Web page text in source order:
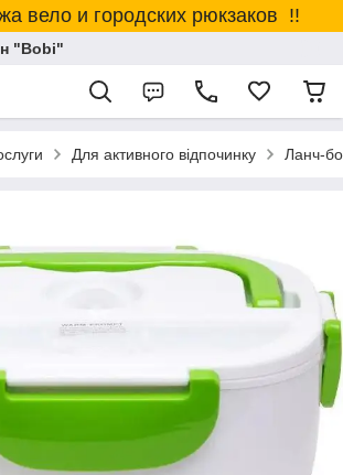
вело и городских рюкзаков !!
"Bobi"
Для активного відпочинку Ланч-